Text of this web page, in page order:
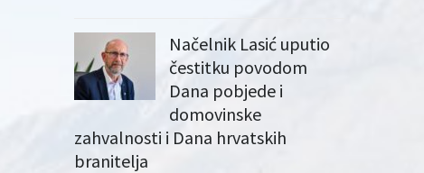
Načelnik Lasić uputio
čestitku povodom
Dana pobjede i
domovinske
zahvalnosti i Dana hrvatskih
branitelja